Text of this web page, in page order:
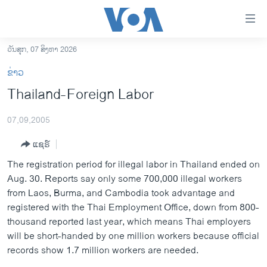
ເຂົ້າ
ຫາ
ຂ້າມ
ໄປ
ຄົ້ນ
ການເລືອກຕັ້ງ ປະທານາທີບໍດີ ສະຫະລັດ 2024
ຂ່າວ​ຈີນ
ໂລກ
ເອເຊຍ
ອິດສະຫຼະພາບດ້ານການຂ່າວ
ຊີວິດຊາວລາວ
ຊຸມຊົນຊາວລາວ
ວັນສຸກ, 07 ສິງຫາ 2026
ຂ່າວ
Thailand-Foreign Labor
07,09,2005
ແຊຣ໌
The registration period for illegal labor in Thailand ended on
Aug. 30. Reports say only some 700,000 illegal workers
from Laos, Burma, and Cambodia took advantage and
registered with the Thai Employment Office, down from 800-
thousand reported last year, which means Thai employers
will be short-handed by one million workers because official
records show 1.7 million workers are needed.